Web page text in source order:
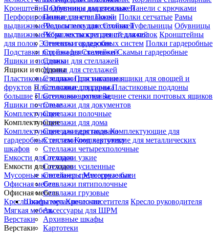
Подпятники для стеллажей
Полки для стеллажей
Разделители для стеллажей
Ребра жесткости для стеллажей
Стеллажи складские
Стойки для стеллажей
Стяжки для стеллажей
Уголки для стеллажей
Стеллажи для магазина
Стеллажи для гаража
Стеллажи архивные
Стеллажи для документов
Стеллажи полочные
Стеллажи для дома
Стеллажи для подвала
Стеллажи под картотеку
Стеллажи четырехполочные
Стеллажи узкие
Стеллажи усиленные
Стеллажи среднегрузовые
Стеллажи пятиполочные
Стеллажи грузовые
Шкафы металлические
Аксессуары для ШРМ
Архивные шкафы
Картотеки
Кронштейны Обувницы выдвижные Панели с крючками
Перфорированные панели Полки Полки сетчатые Рамы
выдвижные Рельсы несущие Стойки Туфельницы Обувницы
выдвижные Комплекты креплений для полок Кронштейны
для полок Элементы гардеробных систем Полки гардеробные
Подставки под шкафы Скамейки Скамьи гардеробные
Ящики и поддоны
Ящики и поддоны
Пластиковые ящики Пластиковые ящики для овощей и
фруктов Пластиковые поддоны Пластиковые поддоны
большие Пластиковые лотки Задние стенки почтовых ящиков
Ящики почтовые
Комплектующие
Комплектующие
Комплектующие для верстаков Комплектующие для
гардеробных систем Комплектующие для металлических
шкафов
Емкости для отходов
Емкости для отходов
Мусорные контейнеры Мусорные баки
Офисная мебель
Офисная мебель
Кресло оператора Кресло посетителя Кресло руководителя
Мягкая мебель
Верстаки
Верстаки